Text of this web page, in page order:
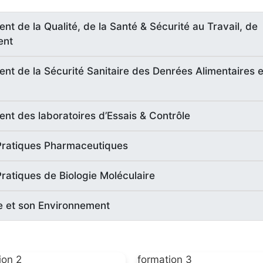
de la Qualité, de la Santé & Sécurité au Travail, de
de la Sécurité Sanitaire des Denrées Alimentaires
des laboratoires d’Essais & Contrôle
Pharmaceutiques
de Biologie Moléculaire
et son Environnement
2 formation 3